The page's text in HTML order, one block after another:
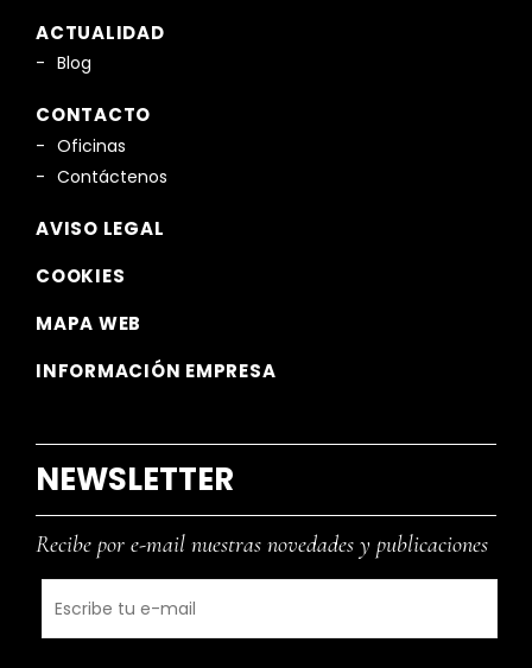
ACTUALIDAD
Blog
CONTACTO
Oficinas
Contáctenos
AVISO LEGAL
COOKIES
MAPA WEB
INFORMACIÓN EMPRESA
NEWSLETTER
Recibe por e-mail nuestras novedades y publicaciones